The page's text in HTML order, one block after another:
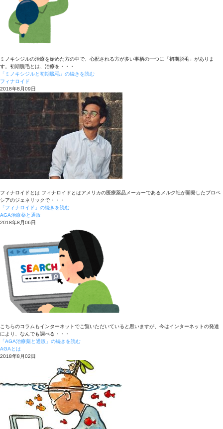
ミノキシジルの治療を始めた方の中で、心配される方が多い事柄の一つに「初期脱毛」がありま
す。初期脱毛とは、治療を・・・
「ミノキシジルと初期脱毛」の続きを読む
フィナロイド
2018年8月09日
フィナロイドとは フィナロイドとはアメリカの医療薬品メーカーであるメルク社が開発したプロペ
シアのジェネリックで・・・
「フィナロイド」の続きを読む
AGA治療薬と通販
2018年8月06日
こちらのコラムもインターネットでご覧いただいていると思いますが、今はインターネットの発達
により、なんでも調べる・・・
「AGA治療薬と通販」の続きを読む
AGAとは
2018年8月02日